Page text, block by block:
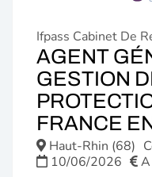
Ifpass Cabinet De
AGENT
GESTION
FRANCE
Haut-Rhin (68)
10/06/2026